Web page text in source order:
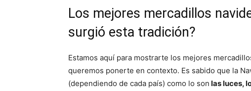
Los mejores mercadillos
surgió esta tradición?
Estamos aquí para mostrarte los mejores
queremos ponerte en contexto. Es sabido que la
(dependiendo de cada país) como lo son las luces,